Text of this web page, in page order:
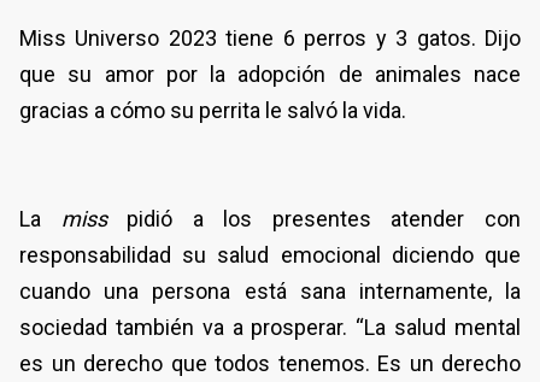
Miss Universo 2023 tiene 6 perros y 3 gatos. Dijo
que su amor por la adopción de animales nace
gracias a cómo su perrita le salvó la vida.
La miss pidió a los presentes atender con
responsabilidad su salud emocional diciendo que
cuando una persona está sana internamente, la
sociedad también va a prosperar. “La salud mental
es un derecho que todos tenemos. Es un derecho